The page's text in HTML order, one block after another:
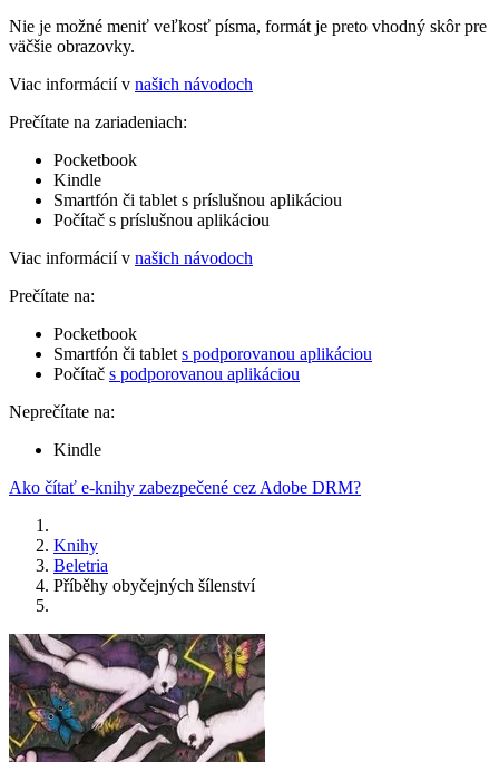
Nie je možné meniť veľkosť písma, formát je preto vhodný skôr pre
väčšie obrazovky.
Viac informácií v našich návodoch
Prečítate na zariadeniach:
Pocketbook
Kindle
Smartfón či tablet s príslušnou aplikáciou
Počítač s príslušnou aplikáciou
Viac informácií v našich návodoch
Prečítate na:
Pocketbook
Smartfón či tablet s podporovanou aplikáciou
Počítač s podporovanou aplikáciou
Neprečítate na:
Kindle
Ako čítať e-knihy zabezpečené cez Adobe DRM?
Knihy
Beletria
Příběhy obyčejných šílenství